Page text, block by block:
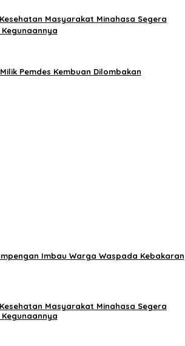
Masyarakat Minahasa Segera
Pemdes Kembuan Dilombakan
Imbau Warga Waspada Kebakaran
Masyarakat Minahasa Segera